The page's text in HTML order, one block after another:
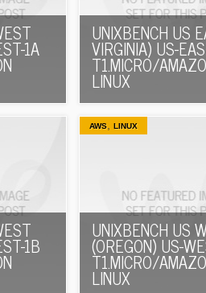
1A
UNIXBENCH US
VIRGINIA) US-
T1.MICRO/
LINUX
1B
AWS, LINUX
UNIXBENCH US
(OREGON) US-
T1.MICRO/
LINUX